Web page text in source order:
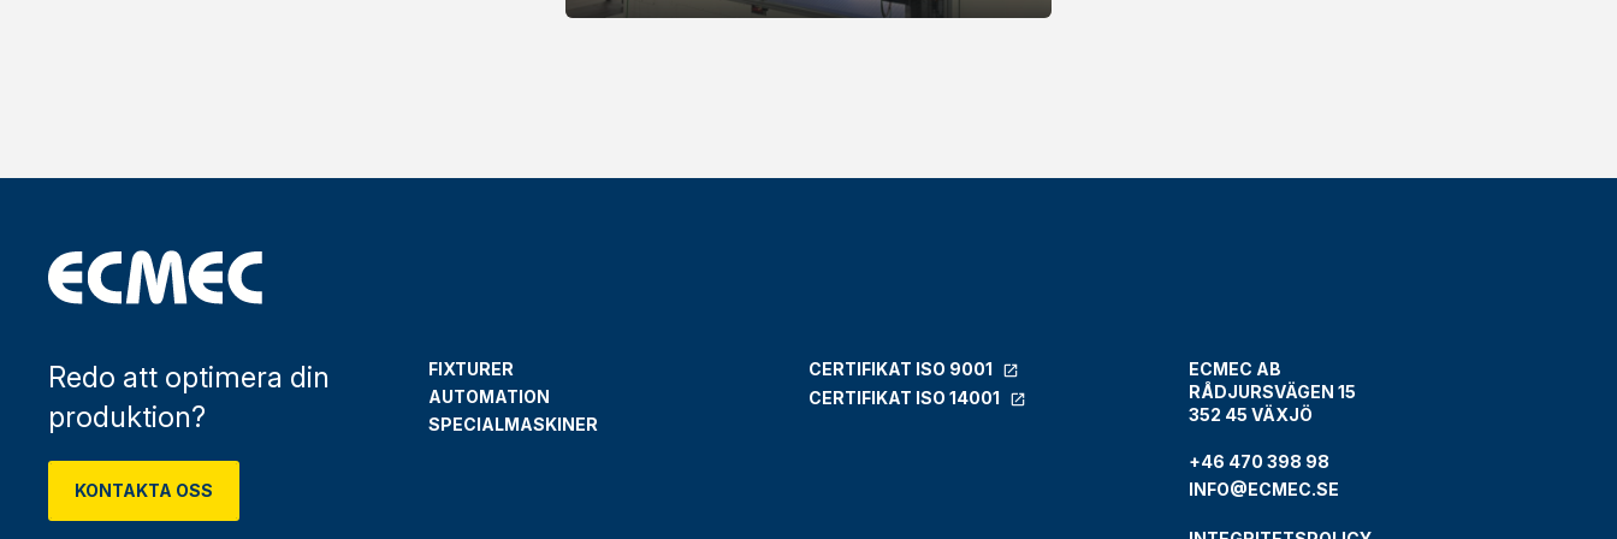
Redo att optimera din
produktion?
KONTAKTA OSS
FIXTURER
AUTOMATION
SPECIALMASKINER
CERTIFIKAT ISO 9001
CERTIFIKAT ISO 14001
ECMEC AB
RÅDJURSVÄGEN 15
352 45 VÄXJÖ
+46 470 398 98
INFO@ECMEC.SE